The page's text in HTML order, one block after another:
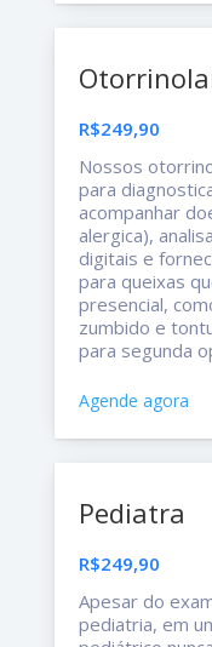
R$249,90
Nossos
para
acompanhar
alergica),
digitais e
para queixas
presencial,
zumbido e
para segunda
Agende agora
Pediatra
R$249,90
Apesar do
pediatria, em